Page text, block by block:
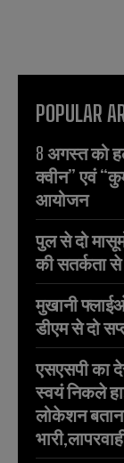
POPULAR
8 अगस्त को
क्वीन” एवं
आयोजन
पुल से दो
की सतर्कता से
मुखानी
डीएम से दो
एसएसपी का
स्वयं निकले
लोकेशन